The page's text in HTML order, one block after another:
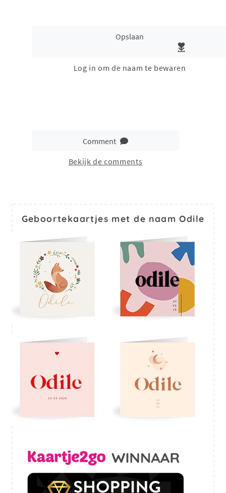
Opslaan
Log in om de naam te bewaren
Comment
Bekijk de comments
Geboortekaartjes met de naam Odile